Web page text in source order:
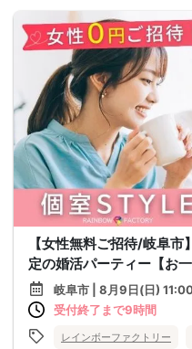
【女性無料ご招待/岐阜
定の婚活パーティー【お
岐阜市 | 8月9日(日)
受付終了まで9時間
レインボーファクトリー